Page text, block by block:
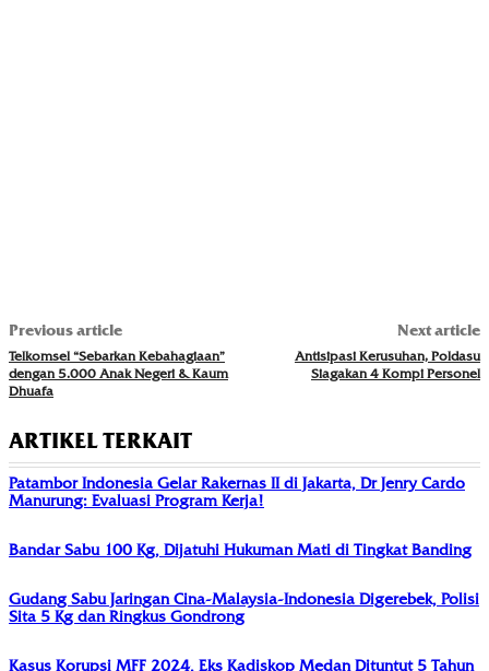
Previous article
Telkomsel “Sebarkan Kebahagiaan”
dengan 5.000 Anak Negeri & Kaum
Dhuafa
Next article
Antisipasi Kerusuhan, Poldasu
Siagakan 4 Kompi Personel
ARTIKEL TERKAIT
Patambor Indonesia Gelar Rakernas II di Jakarta, Dr Jenry Cardo
Manurung: Evaluasi Program Kerja!
Bandar Sabu 100 Kg, Dijatuhi Hukuman Mati di Tingkat Banding
Gudang Sabu Jaringan Cina-Malaysia-Indonesia Digerebek, Polisi
Sita 5 Kg dan Ringkus Gondrong
Kasus Korupsi MFF 2024, Eks Kadiskop Medan Dituntut 5 Tahun